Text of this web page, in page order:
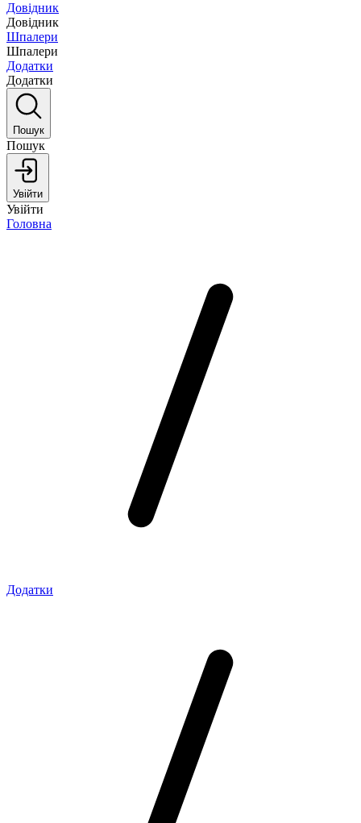
Довідник
Довідник
Шпалери
Шпалери
Додатки
Додатки
Пошук
Пошук
Увійти
Увійти
Головна
Додатки